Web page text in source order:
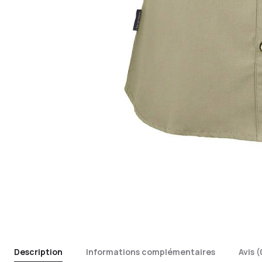
Description Informations complémentaires Avis